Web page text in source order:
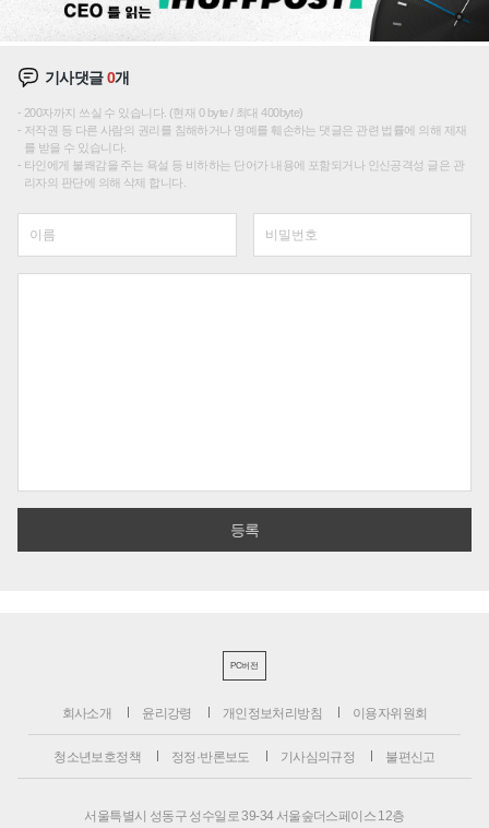
기사댓글0개
200자까지 쓰실 수 있습니다. (현재 0 byte / 최대 400byte)
저작권 등 다른 사람의 권리를 침해하거나 명예를 훼손하는 댓글은 관련 법률에 의해 제재
를 받을 수 있습니다.
타인에게 불쾌감을 주는 욕설 등 비하하는 단어가 내용에 포함되거나 인신공격성 글은 관
리자의 판단에 의해 삭제 합니다.
PC버전
회사소개 윤리강령 개인정보처리방침 이용자위원회
청소년보호정책 정정·반론보도 기사심의규정 불편신고
서울특별시 성동구 성수일로 39-34 서울숲더스페이스 12층